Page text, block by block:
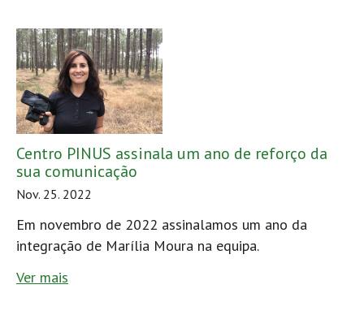
Centro PINUS assinala um ano de reforço da
sua comunicação
Nov. 25. 2022
Em novembro de 2022 assinalamos um ano da
integração de Marília Moura na equipa.
Ver mais